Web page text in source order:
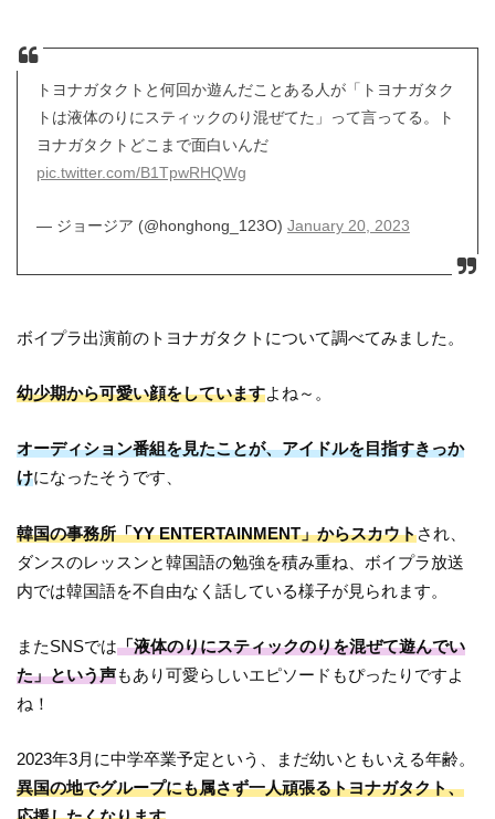
トヨナガタクトと何回か遊んだことある人が「トヨナガタク
トは液体のりにスティックのり混ぜてた」って言ってる。ト
ヨナガタクトどこまで面白いんだ
pic.twitter.com/B1TpwRHQWg
— ジョージア (@honghong_123O) January 20, 2023
ボイプラ出演前のトヨナガタクトについて調べてみました。
幼少期から可愛い顔をしていますよね～。
オーディション番組を見たことが、アイドルを目指すきっか
けになったそうです、
韓国の事務所「YY ENTERTAINMENT」からスカウトされ、
ダンスのレッスンと韓国語の勉強を積み重ね、ボイプラ放送
内では韓国語を不自由なく話している様子が見られます。
またSNSでは「液体のりにスティックのりを混ぜて遊んでい
た」という声もあり可愛らしいエピソードもぴったりですよ
ね！
2023年3月に中学卒業予定という、まだ幼いともいえる年齢。
異国の地でグループにも属さず一人頑張るトヨナガタクト、